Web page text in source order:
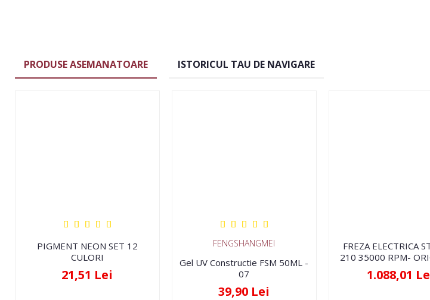
PRODUSE ASEMANATOARE ISTORICUL TAU DE NAVIGARE
PIGMENT NEON SET 12
CULORI
21,51 Lei
FENGSHANGMEI
Gel UV Constructie FSM 50ML -
07
39,90 Lei
FREZA ELECTRICA
210 35000 RPM-
1.088,01